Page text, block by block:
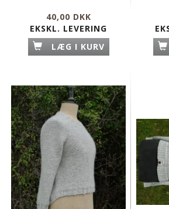
40,00 DKK
EKSKL. LEVERING
LÆG I KURV